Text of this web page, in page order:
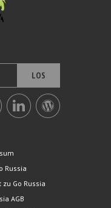
LOS
Russia
zu Go Russia
AGB